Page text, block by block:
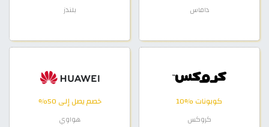
داماس بلندز
كوبونات %10
كروكس
خصم يصل إلى 50%
هواوي